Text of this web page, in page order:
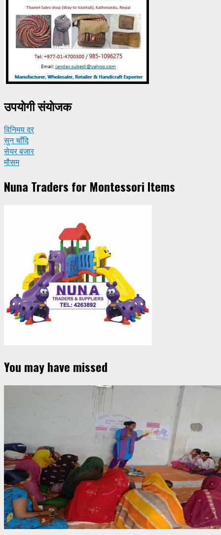
उपयाेगी संयाेजक
विनिमय दर
सुन चाँदि
सेयर बजार
मौसम
Nuna Traders for Montessori Items
You may have missed